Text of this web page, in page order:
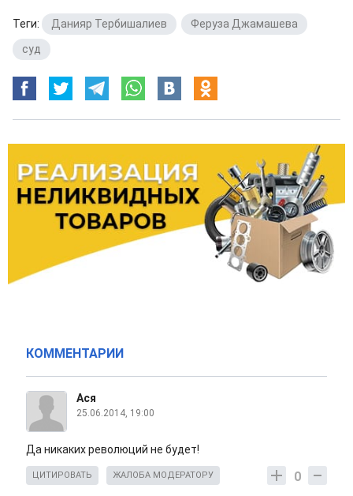
Теги: Данияр Тербишалиев Феруза Джамашева
суд
КОММЕНТАРИИ
Ася
25.06.2014, 19:00
Да никаких революций не будет!
0
ЦИТИРОВАТЬ ЖАЛОБА МОДЕРАТОРУ